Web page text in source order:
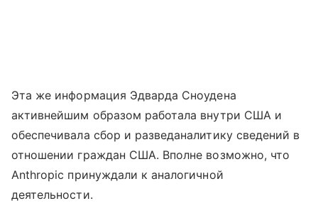
Эта же информация Эдварда Сноудена
активнейшим образом работала внутри США и
обеспечивала сбор и разведаналитику сведений в
отношении граждан США. Вполне возможно, что
Anthropic принуждали к аналогичной
деятельности.